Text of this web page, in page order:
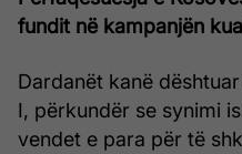
fundit në kampanjën
Dardanët kanë
I, përkundër se synimi
vendet e para për të